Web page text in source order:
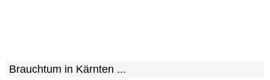
Brauchtum in Kärnten ...